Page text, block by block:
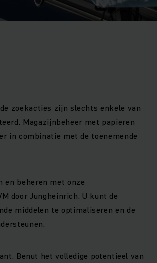
zoekacties zijn slechts enkele van
Magazijnbeheer met papieren
in combinatie met de toenemende
beheren met onze
door Jungheinrich. U kunt de
middelen te optimaliseren en de
Benut het volledige potentieel van